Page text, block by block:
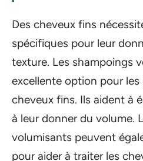
Des cheveux fins
spécifiques pour leur
texture. Les shampoings
excellente option pour
cheveux fins. Ils aident à
à leur donner du volume.
volumisants peuvent
pour aider à traiter les